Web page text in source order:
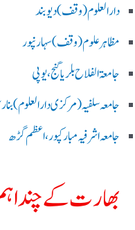
دارالعلوم (وقف)دیوبند
مظاہرعلوم (وقف)سہارنپور
جامعۃ الفلاح بلریاگنج،یوپی
جامعہ سلفیہ(مرکزی دارالعلوم
جامعہ اشرفیہ مبارکپور،اعظم گڑھ
بھارت کے چند